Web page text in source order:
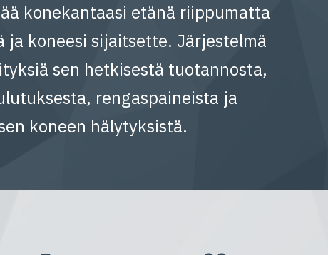
konekantaasi etänä riippumatta
ja koneesi sijaitsette. Järjestelmä
sen hetkisestä tuotannosta,
rengaspaineista ja
koneen hälytyksistä.